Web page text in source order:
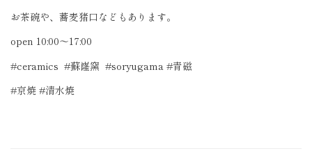
お茶碗や、蕎麦猪口などもあります。
open 10:00〜17:00
#ceramics #蘇嶐窯 #soryugama #青磁
#京焼 #清水焼